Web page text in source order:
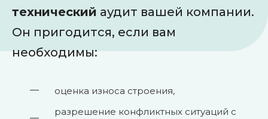
технический аудит вашей компании.
Он пригодится, если вам
необходимы:
оценка износа строения,
разрешение конфликтных ситуаций с